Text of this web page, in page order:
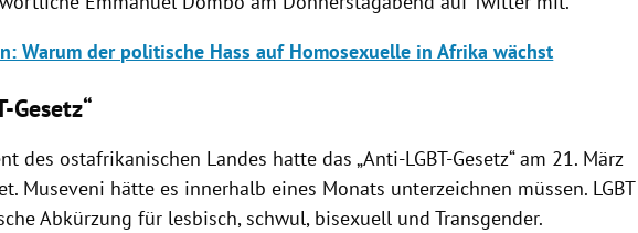
Warum der politische Hass auf Homosexuelle in Afrika wächst
Gesetz“
des ostafrikanischen Landes hatte das „Anti-LGBT-Gesetz“ am 21. März
Museveni hätte es innerhalb eines Monats unterzeichnen müssen. LGBT
Abkürzung für lesbisch, schwul, bisexuell und Transgender.